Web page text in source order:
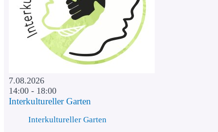
7.08.2026
14:00 - 18:00
Interkultureller Garten
Interkultureller Garten